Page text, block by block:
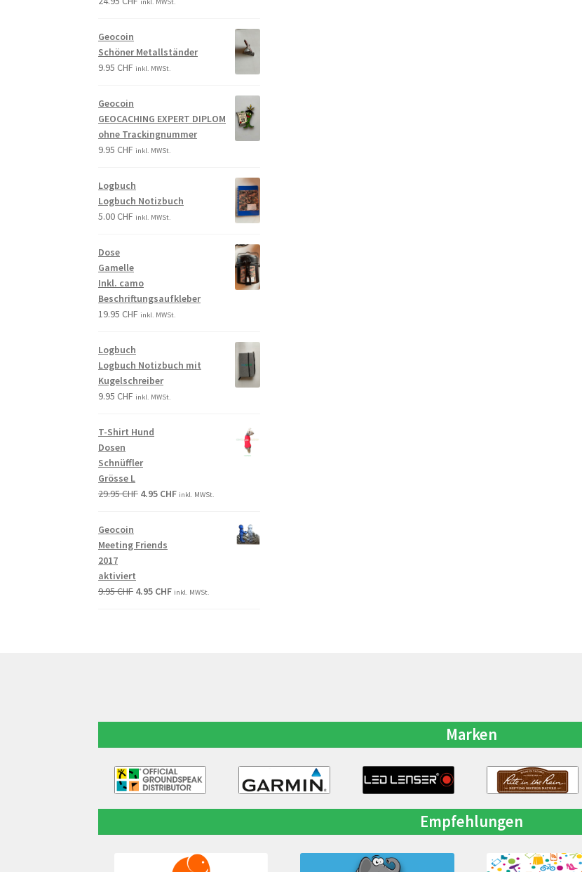
Geocoin
Schöner Metallständer
9.95CHF inkl. MWSt.
Geocoin
GEOCACHING EXPERT DIPLOM
ohne Trackingnummer
9.95CHF inkl. MWSt.
Logbuch
Logbuch Notizbuch
5.00CHF inkl. MWSt.
Dose
Gamelle
Inkl. camo
Beschriftungsaufkleber
19.95CHF inkl. MWSt.
Logbuch
Logbuch Notizbuch mit
Kugelschreiber
9.95CHF inkl. MWSt.
T-Shirt Hund
Dosen
Schnüffler
Grösse L
29.95CHF 4.95 CHF inkl. MWSt.
Geocoin
Meeting Friends
2017
aktiviert
9.95CHF 4.95 CHF inkl. MWSt.
Marken
Empfehlungen